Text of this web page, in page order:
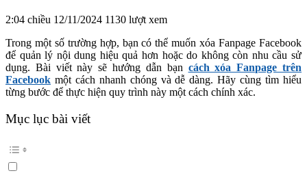
2:04 chiều 12/11/2024 1130 lượt xem
Trong một số trường hợp, bạn có thể muốn xóa Fanpage Facebook
để quản lý nội dung hiệu quả hơn hoặc do không còn nhu cầu sử
dụng. Bài viết này sẽ hướng dẫn bạn cách xóa Fanpage trên
Facebook một cách nhanh chóng và dễ dàng. Hãy cùng tìm hiểu
từng bước để thực hiện quy trình này một cách chính xác.
Mục lục bài viết